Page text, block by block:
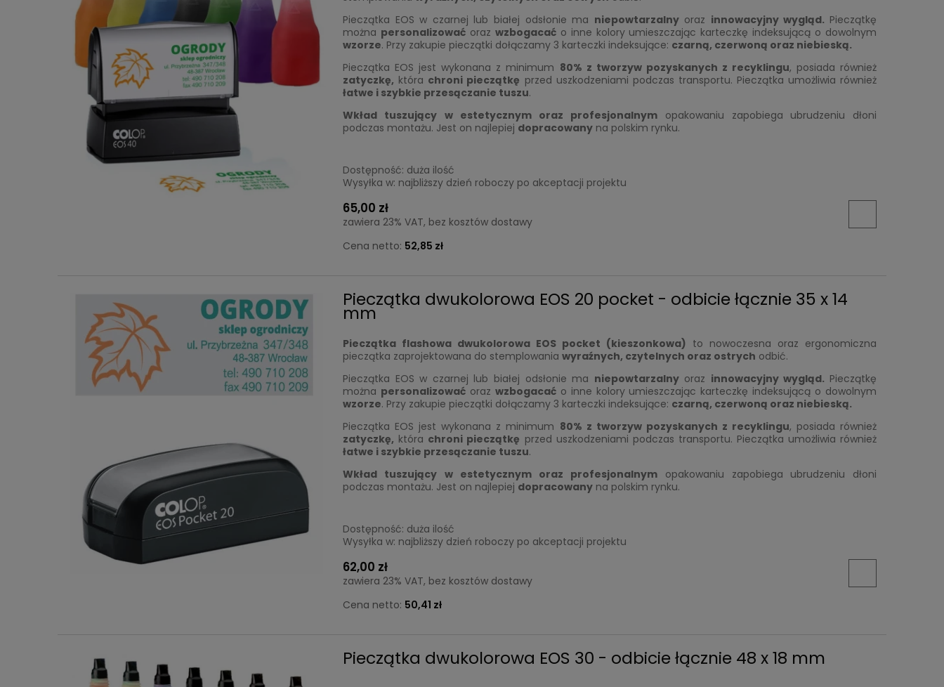
Pieczątka EOS w czarnej lub białej odsłonie ma niepowtarzalnyoraz innowacyjny wygląd. Pieczątkę
można personalizować oraz wzbogacaćo inne kolory umieszczając karteczkę indeksującą o dowolnym
wzorze. Przy zakupie pieczątki dołączamy 3 karteczki indeksujące: czarną, czerwoną oraz niebieską.
Pieczątka EOS jest wykonana z minimum 80% z tworzyw pozyskanych z recyklingu, posiada również
zatyczkę, która chroni pieczątkę przed uszkodzeniami podczas transportu. Pieczątka umożliwia również
łatwe i szybkie przesączanie tuszu.
Wkład tuszujący w estetycznym oraz profesjonalnymopakowaniu zapobiega ubrudzeniu dłoni
podczas montażu. Jest on najlepiej dopracowany na polskim rynku.
Dostępność: duża ilość
Wysyłka w: najbliższy dzień roboczy po akceptacji projektu
65,00 zł
zawiera 23% VAT, bez kosztów dostawy
Cena netto: 52,85 zł
Pieczątka dwukolorowa EOS 20 pocket - odbicie łącznie 35 x 14
mm
Pieczątka flashowa dwukolorowa EOS pocket (kieszonkowa) to nowoczesna oraz ergonomiczna
pieczątka zaprojektowana do stemplowaniawyraźnych, czytelnych oraz ostrych odbić.
Pieczątka EOS w czarnej lub białej odsłonie ma niepowtarzalnyoraz innowacyjny wygląd. Pieczątkę
można personalizować oraz wzbogacaćo inne kolory umieszczając karteczkę indeksującą o dowolnym
wzorze. Przy zakupie pieczątki dołączamy 3 karteczki indeksujące: czarną, czerwoną oraz niebieską.
Pieczątka EOS jest wykonana z minimum 80% z tworzyw pozyskanych z recyklingu, posiada również
zatyczkę, która chroni pieczątkę przed uszkodzeniami podczas transportu. Pieczątka umożliwia również
łatwe i szybkie przesączanie tuszu.
Wkład tuszujący w estetycznym oraz profesjonalnymopakowaniu zapobiega ubrudzeniu dłoni
podczas montażu. Jest on najlepiej dopracowany na polskim rynku.
Dostępność: duża ilość
Wysyłka w: najbliższy dzień roboczy po akceptacji projektu
62,00 zł
zawiera 23% VAT, bez kosztów dostawy
Cena netto: 50,41 zł
Pieczątka dwukolorowa EOS 30 - odbicie łącznie 48 x 18 mm